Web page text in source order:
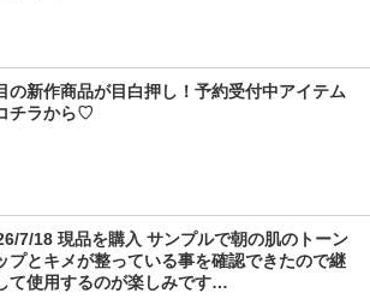
の新作商品が目白押し！予約受付中アイテム
チラから♡
7/18 現品を購入 サンプルで朝の肌のトーン
プとキメが整っている事を確認できたので継
て使用するのが楽しみです…